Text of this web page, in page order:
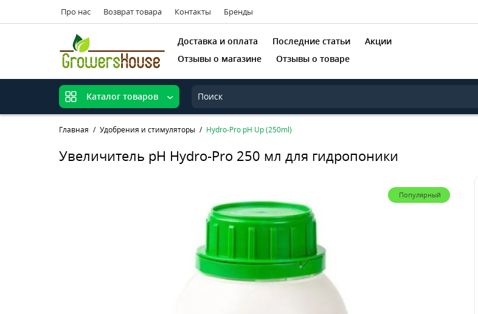
Про нас Возврат товара Контакты Бренды
Доставка и оплата Последние статьи
Акции
Отзывы о магазине
Отзывы о товаре
Каталог товаров
Главная Удобрения и стимуляторы Hydro-Pro рН Up (250ml)
Увеличитель рН Hydro-Pro 250 мл для гидропоники
Популярный